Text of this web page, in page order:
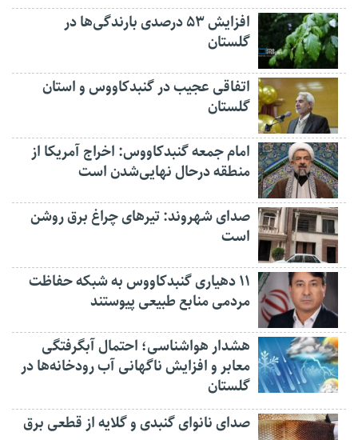
افزایش ۵۳ درصدی بارندگی‌ها در
گلستان
اتفاقی عجیب در‌ گنبدکاووس و استان
گلستان
امام جمعه گنبدکاووس: اخراج آمریکا از
منطقه درحال نهایی‌شدن است
صدای شهروند: تیرهای چراغ برق روشن
است
۱۱ دهیاری گنبدکاووس به شبکه حفاظت
مردمی منابع طبیعی پیوستند
هشدار هواشناسی؛ احتمال آبگرفتگی
معابر و افزایش ناگهانی آب رودخانه‌ها در
گلستان
صدای نانوای گنبدی و گلایه از قطعی برق